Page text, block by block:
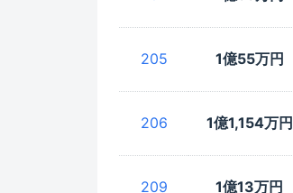
205 1億55万円
206 1億1,154万円
209 1億13万円